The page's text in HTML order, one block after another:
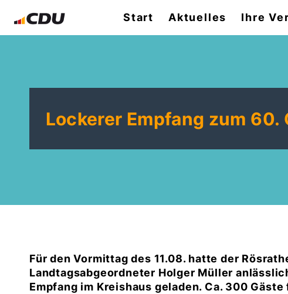
Start Aktuelles Ihre
Lockerer Empfang zum
Für den Vormittag des 11.08. hatte der
Landtagsabgeordneter Holger Müller
Empfang im Kreishaus geladen. Ca. 300